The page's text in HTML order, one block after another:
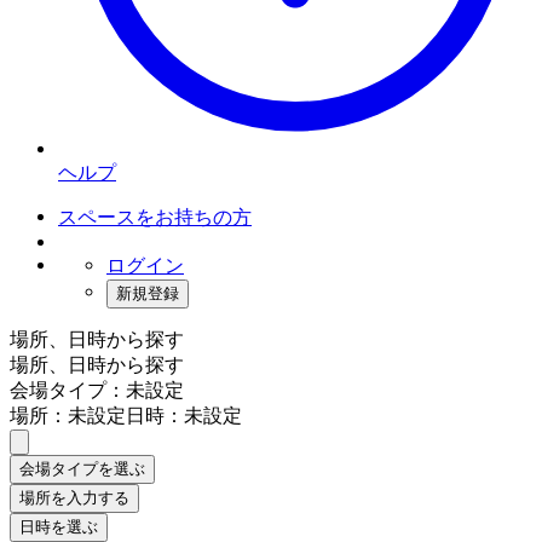
ヘルプ
スペースをお持ちの方
ログイン
新規登録
場所、日時から探す
場所、日時から探す
会場タイプ：未設定
場所：未設定日時：未設定
会場タイプを選ぶ
場所を入力する
日時を選ぶ